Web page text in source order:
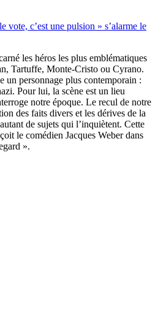
vote, c’est une pulsion » s’alarme le
les héros les plus emblématiques
Tartuffe, Monte-Cristo ou Cyrano.
un personnage plus contemporain :
Pour lui, la scène est un lieu
notre époque. Le recul de notre
des faits divers et les dérives de la
de sujets qui l’inquiètent. Cette
le comédien Jacques Weber dans
».